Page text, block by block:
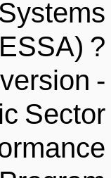
version